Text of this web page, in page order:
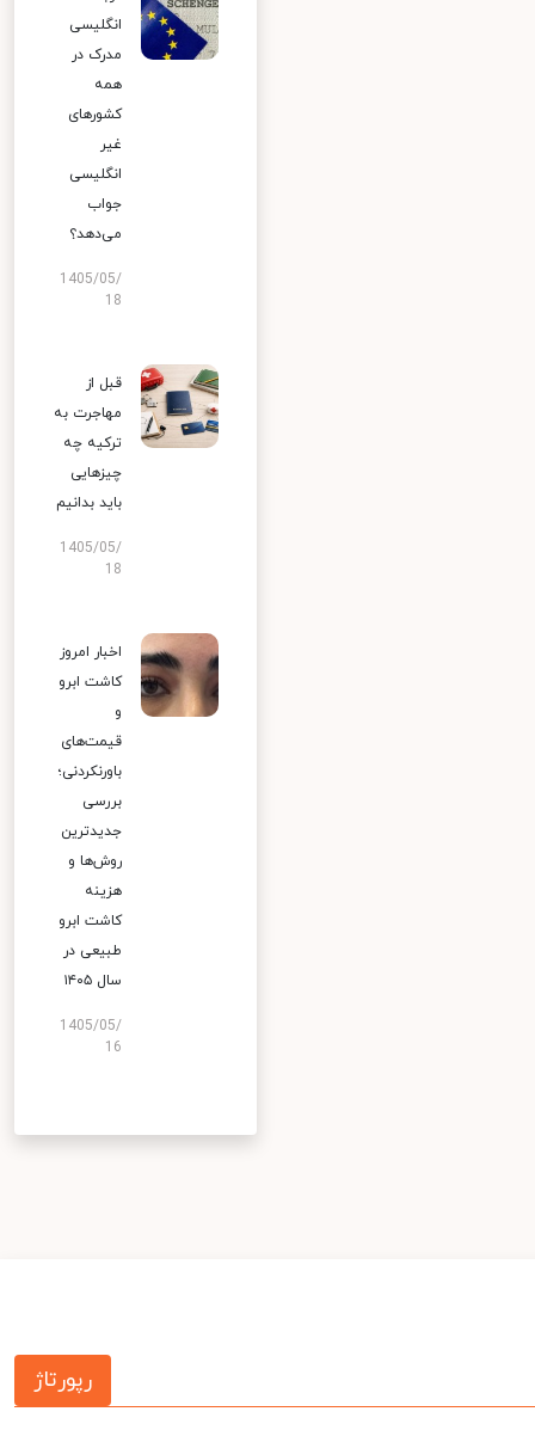
انگلیسی
مدرک در
همه
کشورهای
غیر
انگلیسی
جواب
می‌دهد؟
1405/05/
18
قبل از
مهاجرت به
ترکیه چه
چیزهایی
باید بدانیم
1405/05/
18
اخبار امروز
کاشت ابرو
قیمت‌های
باورنکردنی؛
بررسی
جدیدترین
روش‌ها و
هزینه
کاشت ابرو
طبیعی در
سال ۱۴۰۵
1405/05/
16
رپورتاژ